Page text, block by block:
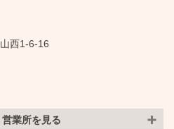
西1-6-16
業所を見る